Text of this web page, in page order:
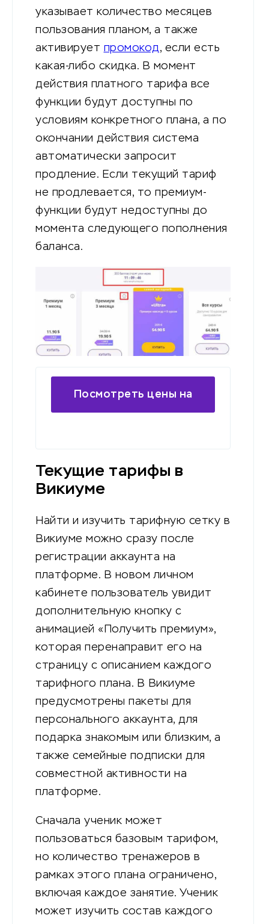
указывает количество месяцев
пользования планом, а также
активирует промокод, если есть
какая-либо скидка. В момент
действия платного тарифа все
функции будут доступны по
условиям конкретного плана, а по
окончании действия система
автоматически запросит
продление. Если текущий тариф
не продлевается, то премиум-
функции будут недоступны до
момента следующего пополнения
баланса.
Посмотреть цены на
Текущие тарифы в
Викиуме
Найти и изучить тарифную сетку в
Викиуме можно сразу после
регистрации аккаунта на
платформе. В новом личном
кабинете пользователь увидит
дополнительную кнопку с
анимацией «Получить премиум»,
которая перенаправит его на
страницу с описанием каждого
тарифного плана. В Викиуме
предусмотрены пакеты для
персонального аккаунта, для
подарка знакомым или близким, а
также семейные подписки для
совместной активности на
платформе.
Сначала ученик может
пользоваться базовым тарифом,
но количество тренажеров в
рамках этого плана ограничено,
включая каждое занятие. Ученик
может изучить состав каждого